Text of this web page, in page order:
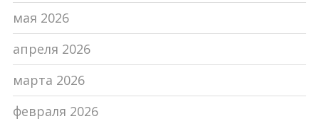
мая 2026
апреля 2026
марта 2026
февраля 2026